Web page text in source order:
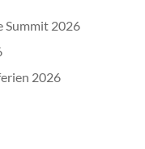
Summit 2026
2026